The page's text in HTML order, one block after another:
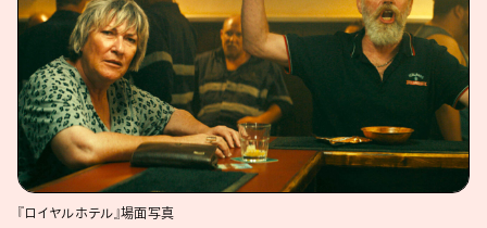
『ロイヤルホテル』場面写真